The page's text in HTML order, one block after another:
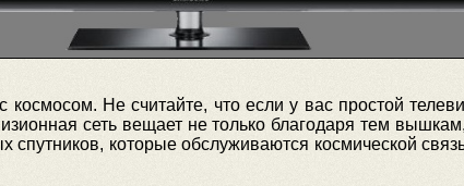
космосом. Не считайте, что если у вас простой
сеть вещает не только благодаря тем
спутников, которые обслуживаются космической